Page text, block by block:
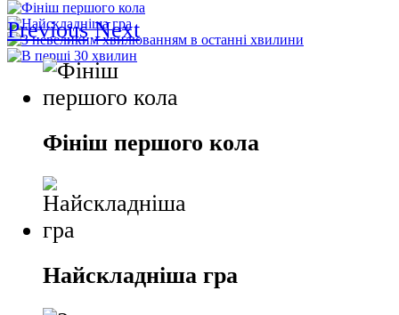
Previous Next
Фініш першого кола
Найскладніша гра